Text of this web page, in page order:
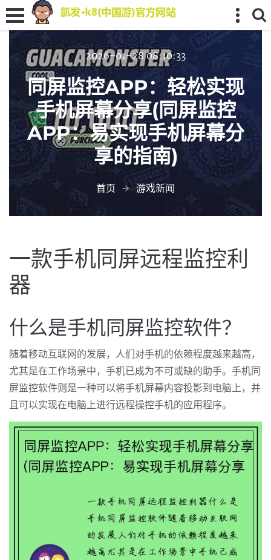
2026-01-28 08:10:33
同屏监控APP：轻松实现
手机屏幕分享(同屏监控
APP：易实现手机屏幕分
享的指南)
首页 游戏新闻
一款手机同屏远程监控利
器
什么是手机同屏监控软件？
随着移动互联网的发展，人们对手机的依赖程度越来越高，
尤其是在工作场景中，手机已成为不可或缺的助手。手机同
屏监控软件则是一种可以将手机屏幕内容投影到电脑上，并
且可以实现在电脑上进行远程操控手机的应用程序。